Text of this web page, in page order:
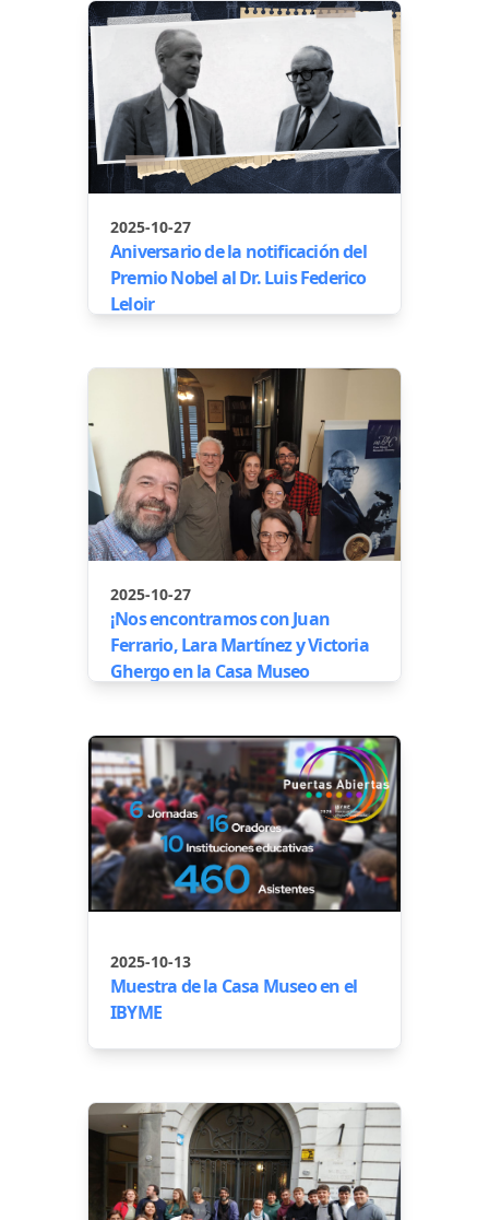
2025-10-27
Aniversario de la notificación del
Premio Nobel al Dr. Luis Federico
Leloir
2025-10-27
¡Nos encontramos con Juan
Ferrario, Lara Martínez y Victoria
Ghergo en la Casa Museo
2025-10-13
Muestra de la Casa Museo en el
IBYME